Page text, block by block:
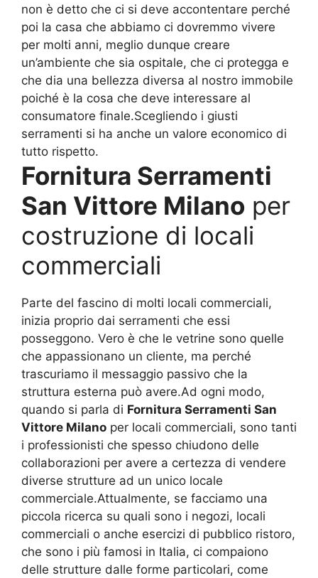
non è detto che ci si deve accontentare perché
poi la casa che abbiamo ci dovremmo vivere
per molti anni, meglio dunque creare
un’ambiente che sia ospitale, che ci protegga e
che dia una bellezza diversa al nostro immobile
poiché è la cosa che deve interessare al
consumatore finale.Scegliendo i giusti
serramenti si ha anche un valore economico di
tutto rispetto.
Fornitura Serramenti
San Vittore Milano per
costruzione di locali
commerciali
Parte del fascino di molti locali commerciali,
inizia proprio dai serramenti che essi
posseggono. Vero è che le vetrine sono quelle
che appassionano un cliente, ma perché
trascuriamo il messaggio passivo che la
struttura esterna può avere.Ad ogni modo,
quando si parla di Fornitura Serramenti San
Vittore Milano per locali commerciali, sono tanti
i professionisti che spesso chiudono delle
collaborazioni per avere a certezza di vendere
diverse strutture ad un unico locale
commerciale.Attualmente, se facciamo una
piccola ricerca su quali sono i negozi, locali
commerciali o anche esercizi di pubblico ristoro,
che sono i più famosi in Italia, ci compaiono
delle strutture dalle forme particolari, come